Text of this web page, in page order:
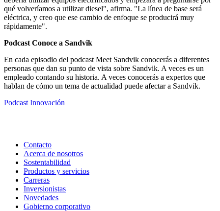
qué volveríamos a utilizar diesel", afirma. "La línea de base será
eléctrica, y creo que ese cambio de enfoque se producirá muy
rápidamente".
Podcast Conoce a Sandvik
En cada episodio del podcast Meet Sandvik conocerás a diferentes
personas que dan su punto de vista sobre Sandvik. A veces es un
empleado contando su historia. A veces conocerás a expertos que
hablan de cómo un tema de actualidad puede afectar a Sandvik.
Podcast Innovación
Contacto
Acerca de nosotros
Sostentabilidad
Productos y servicios
Carreras
Inversionistas
Novedades
Gobierno corporativo